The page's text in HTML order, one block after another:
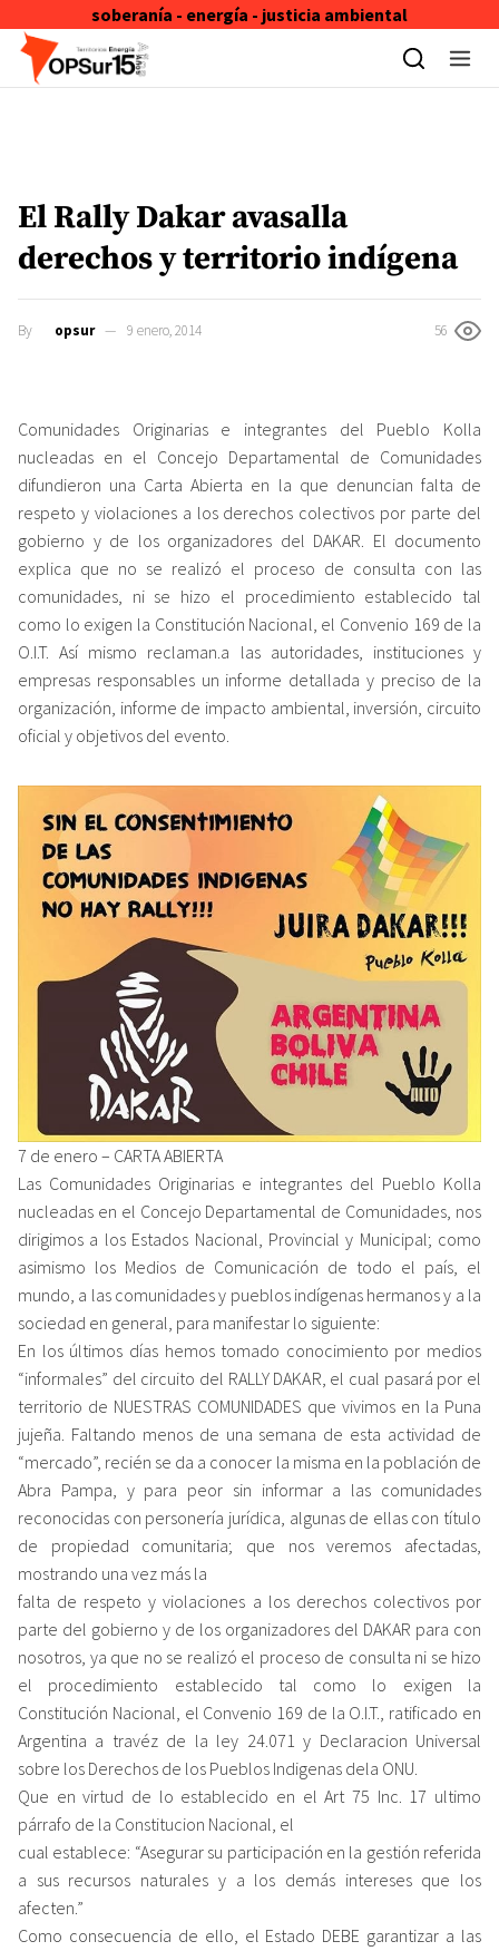
soberanía - energía - justicia ambiental
Skip to content
El Rally Dakar avasalla
derechos y territorio indígena
By opsur 9 enero, 2014 56
Comunidades Originarias e integrantes del Pueblo Kolla
nucleadas en el Concejo Departamental de Comunidades
difundieron una Carta Abierta en la que denuncian falta de
respeto y violaciones a los derechos colectivos por parte del
gobierno y de los organizadores del DAKAR. El documento
explica que no se realizó el proceso de consulta con las
comunidades, ni se hizo el procedimiento establecido tal
como lo exigen la Constitución Nacional, el Convenio 169 de la
O.I.T. Así mismo reclaman.a las autoridades, instituciones y
empresas responsables un informe detallada y preciso de la
organización, informe de impacto ambiental, inversión, circuito
oficial y objetivos del evento.
7 de enero – CARTA ABIERTA
Las Comunidades Originarias e integrantes del Pueblo Kolla
nucleadas en el Concejo Departamental de Comunidades, nos
dirigimos a los Estados Nacional, Provincial y Municipal; como
asimismo los Medios de Comunicación de todo el país, el
mundo, a las comunidades y pueblos indígenas hermanos y a la
sociedad en general, para manifestar lo siguiente:
En los últimos días hemos tomado conocimiento por medios
“informales” del circuito del RALLY DAKAR, el cual pasará por el
territorio de NUESTRAS COMUNIDADES que vivimos en la Puna
jujeña. Faltando menos de una semana de esta actividad de
“mercado”, recién se da a conocer la misma en la población de
Abra Pampa, y para peor sin informar a las comunidades
reconocidas con personería jurídica, algunas de ellas con título
de propiedad comunitaria; que nos veremos afectadas,
mostrando una vez más la
falta de respeto y violaciones a los derechos colectivos por
parte del gobierno y de los organizadores del DAKAR para con
nosotros, ya que no se realizó el proceso de consulta ni se hizo
el procedimiento establecido tal como lo exigen la
Constitución Nacional, el Convenio 169 de la O.I.T., ratificado en
Argentina a travéz de la ley 24.071 y Declaracion Universal
sobre los Derechos de los Pueblos Indigenas dela ONU.
Que en virtud de lo establecido en el Art 75 Inc. 17 ultimo
párrafo de la Constitucion Nacional, el
cual establece: “Asegurar su participación en la gestión referida
a sus recursos naturales y a los demás intereses que los
afecten.”
Como consecuencia de ello, el Estado DEBE garantizar a las